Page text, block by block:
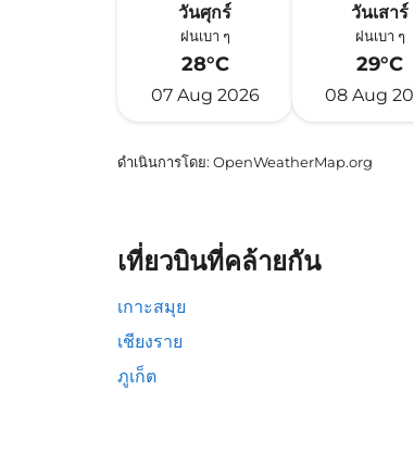
วันศุกร์
ฝนเบา ๆ
28°C
07 Aug 2026
วันเสาร์
ฝนเบา ๆ
29°C
08 Aug
ดำเนินการโดย: OpenWeatherMap.org
เที่ยวบินที่คล้ายกัน
เกาะสมุย
เชียงราย
ภูเก็ต